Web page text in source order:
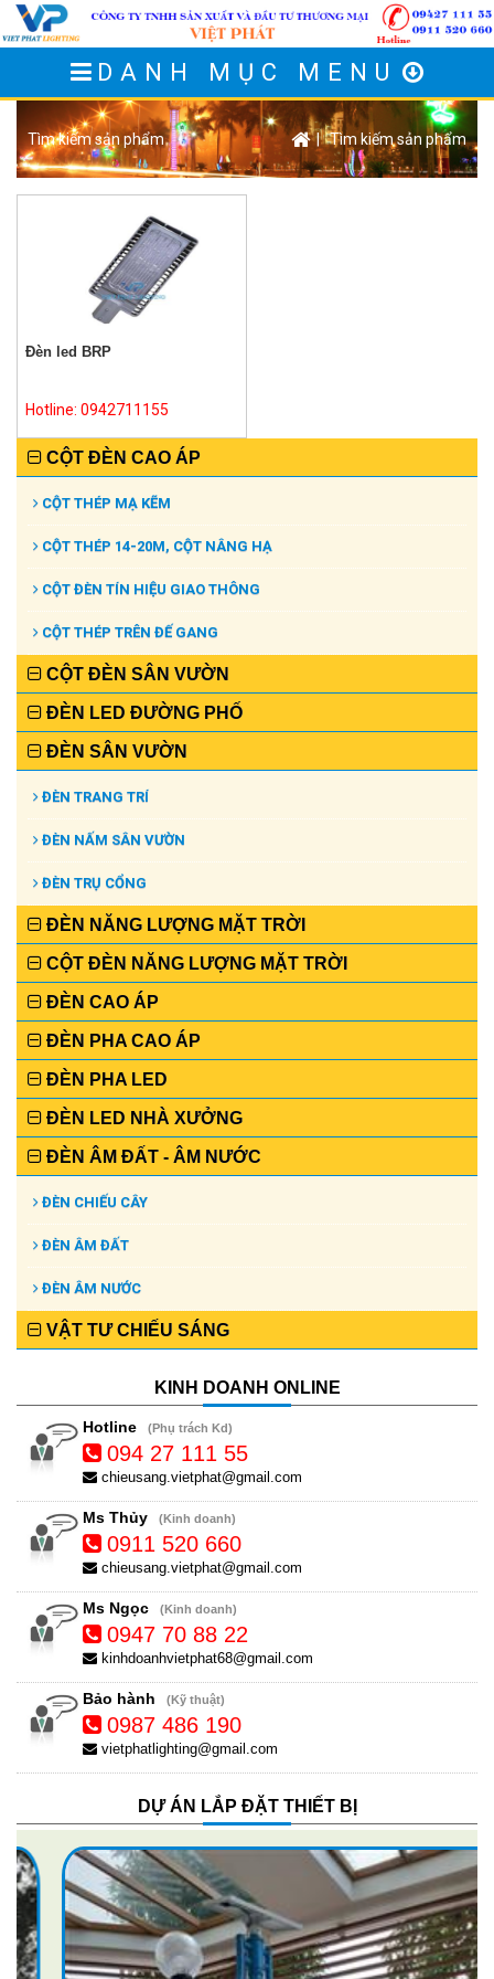
DANH MỤC MENU
Tìm kiếm sản phẩm | Tìm kiếm sản phẩm
Đèn led BRP
Hotline: 0942711155
CỘT ĐÈN CAO ÁP
CỘT THÉP MẠ KẼM
CỘT THÉP 14-20M, CỘT NÂNG HẠ
CỘT ĐÈN TÍN HIỆU GIAO THÔNG
CỘT THÉP TRÊN ĐẾ GANG
CỘT ĐÈN SÂN VƯỜN
ĐÈN LED ĐƯỜNG PHỐ
ĐÈN SÂN VƯỜN
ĐÈN TRANG TRÍ
ĐÈN NẤM SÂN VƯỜN
ĐÈN TRỤ CỔNG
ĐÈN NĂNG LƯỢNG MẶT TRỜI
CỘT ĐÈN NĂNG LƯỢNG MẶT TRỜI
ĐÈN CAO ÁP
ĐÈN PHA CAO ÁP
ĐÈN PHA LED
ĐÈN LED NHÀ XƯỞNG
ĐÈN ÂM ĐẤT - ÂM NƯỚC
ĐÈN CHIẾU CÂY
ĐÈN ÂM ĐẤT
ĐÈN ÂM NƯỚC
VẬT TƯ CHIẾU SÁNG
KINH DOANH ONLINE
Hotline (Phụ trách Kd)
094 27 111 55
chieusang.vietphat@gmail.com
Ms Thủy (Kinh doanh)
0911 520 660
chieusang.vietphat@gmail.com
Ms Ngọc (Kinh doanh)
0947 70 88 22
kinhdoanhvietphat68@gmail.com
Bảo hành (Kỹ thuật)
0987 486 190
vietphatlighting@gmail.com
DỰ ÁN LẮP ĐẶT THIẾT BỊ